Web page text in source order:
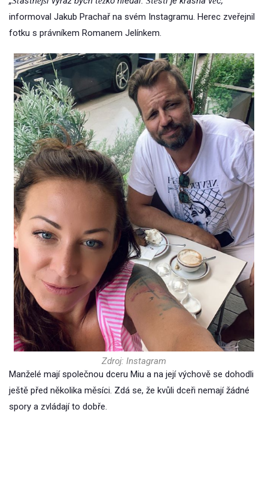
informoval Jakub Prachař na svém Instagramu. Herec zveřejnil
fotku s právníkem Romanem Jelínkem.
Zdroj: Instagram
Manželé mají společnou dceru Miu a na její výchově se dohodli
ještě před několika měsíci. Zdá se, že kvůli dceři nemají žádné
spory a zvládají to dobře.